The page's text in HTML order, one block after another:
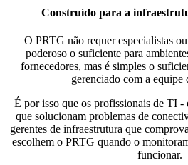
Construído para a
O PRTG não requer especialistas
poderoso o suficiente para
fornecedores, mas é simples o
gerenciado com a equipe
É por isso que os profissionais de TI -
que solucionam problemas de
gerentes de infraestrutura que
escolhem o PRTG quando o
funcionar.